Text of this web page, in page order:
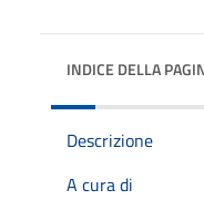
INDICE DELLA
Descrizione
A cura di